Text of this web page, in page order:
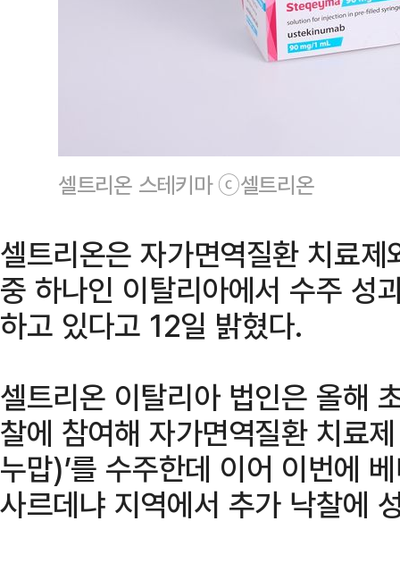
셀트리온 스테키마 ⓒ셀트리온
셀트리온은 자가면역질환 치료
중 하나인 이탈리아에서 수주 성
하고 있다고 12일 밝혔다.
셀트리온 이탈리아 법인은 올해
찰에 참여해 자가면역질환 치료
누맙)’를 수주한데 이어 이번에
사르데냐 지역에서 추가 낙찰에